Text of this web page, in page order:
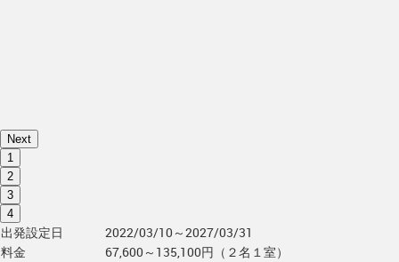
Next
1
2
3
4
出発設定日
2022/03/10～2027/03/31
料金
67,600～135,100円（２名１室）